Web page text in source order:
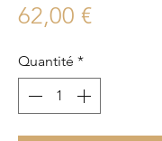
62,00 €Prix
Quantité *